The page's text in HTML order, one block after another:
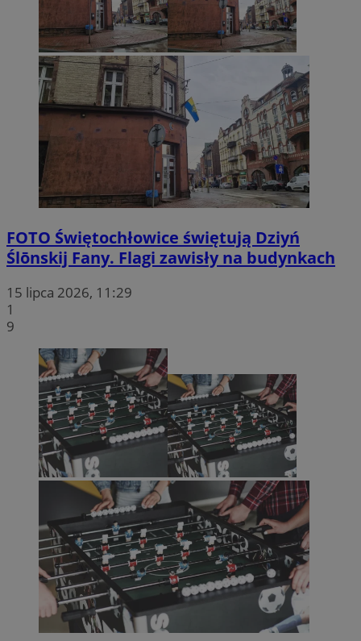
FOTO Świętochłowice świętują Dziyń
Ślōnskij Fany. Flagi zawisły na budynkach
15 lipca 2026, 11:29
1
9